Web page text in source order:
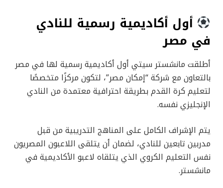
أول أكاديمية رسمية للنادي
في مصر
أطلقت مانشستر سيتي أول أكاديمية رسمية لها في مصر
بالتعاون مع شركة “إمكان مصر”، لتكون مركزًا متخصصًا
لتعليم كرة القدم بطريقة احترافية معتمدة من النادي
الإنجليزي نفسه.
يتم الإشراف الكامل على المناهج التدريبية من قبل
مدربين تابعين للنادي، لضمان أن يتلقى اللاعبون المصريون
نفس التعليم الكروي الذي يتلقاه لاعبو الأكاديمية في
مانشستر.